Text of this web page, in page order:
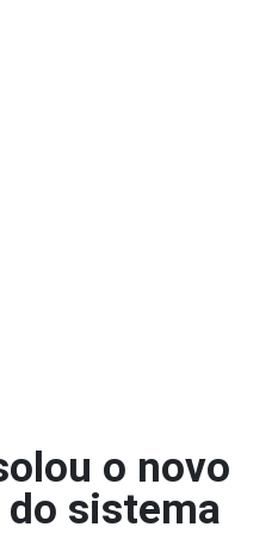
o novo
do sistema